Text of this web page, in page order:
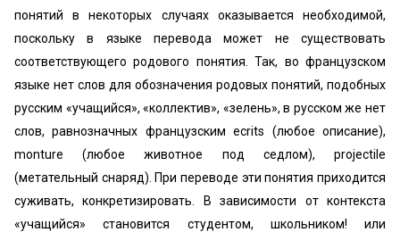
понятий в некоторых случаях оказывается необходимой,
поскольку в языке перевода может не существовать
соответствующего родового понятия. Так, во французском
языке нет слов для обозначения родовых понятий, подобных
русским «учащийся», «коллектив», «зелень», в русском же нет
слов, равнозначных французским ecrits (любое описание),
monture (любое животное под седлом), projectile
(метательный снаряд). При переводе эти понятия приходится
суживать, конкретизировать. В зависимости от контекста
«учащийся» становится студентом, школьником! или